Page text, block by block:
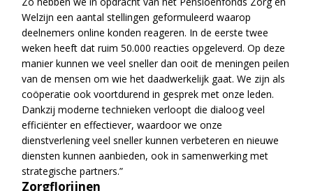
Welzijn een aantal stellingen geformuleerd waarop
deelnemers online konden reageren. In de eerste twee
weken heeft dat ruim 50.000 reacties opgeleverd. Op deze
manier kunnen we veel sneller dan ooit de meningen peilen
van de mensen om wie het daadwerkelijk gaat. We zijn als
coöperatie ook voortdurend in gesprek met onze leden.
Dankzij moderne technieken verloopt die dialoog veel
efficiënter en effectiever, waardoor we onze
dienstverlening veel sneller kunnen verbeteren en nieuwe
diensten kunnen aanbieden, ook in samenwerking met
strategische partners.”
Zorgflorijnen